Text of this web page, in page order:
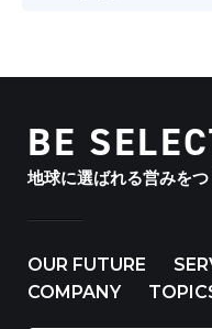
BE
地球に選ばれる営みをつ
OUR FUTURE
COMPANY